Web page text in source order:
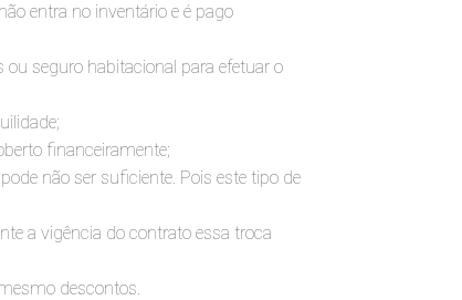
entra no inventário e é pago
seguro habitacional para efetuar o
financeiramente;
não ser suficiente. Pois este tipo de
a vigência do contrato essa troca
descontos.